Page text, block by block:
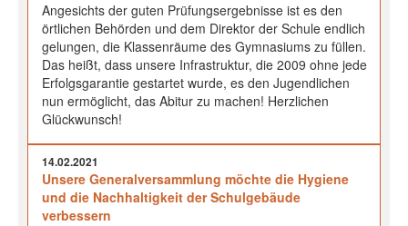
Angesichts der guten Prüfungsergebnisse ist es den
örtlichen Behörden und dem Direktor der Schule endlich
gelungen, die Klassenräume des Gymnasiums zu füllen.
Das heißt, dass unsere Infrastruktur, die 2009 ohne jede
Erfolgsgarantie gestartet wurde, es den Jugendlichen
nun ermöglicht, das Abitur zu machen! Herzlichen
Glückwunsch!
14.02.2021
Unsere Generalversammlung möchte die Hygiene
und die Nachhaltigkeit der Schulgebäude
verbessern